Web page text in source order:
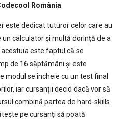
România
este dedicat tuturor celor care au
calculator și multă dorință de a
este faptul că se
de 16 săptămâni și este
modul se încheie cu un test final
iar cursanții decid dacă vor să
combină partea de hard-skills
pe cursanți să poată